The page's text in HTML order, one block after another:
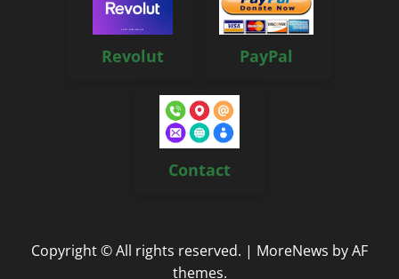
Revolut PayPal
Contact
Copyright © All rights reserved. | MoreNews by AF
themes.